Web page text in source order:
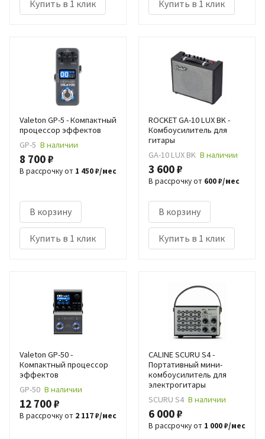
Купить в 1 клик Купить в 1 клик
Valeton GP-5 - Компактный
процессор эффектов
GP-5 В наличии
8 700 ₽
В рассрочку от 1 450 ₽/мес
В корзину
Купить в 1 клик
ROCKET GA-10 LUX BK -
Комбоусилитель для
гитары
GA-10 LUX BK В наличии
3 600 ₽
В рассрочку от 600 ₽/мес
В корзину
Купить в 1 клик
Valeton GP-50 -
Компактный процессор
эффектов
GP-50 В наличии
12 700 ₽
В рассрочку от 2 117 ₽/мес
CALINE SCURU S4 -
Портативный мини-
комбоусилитель для
электрогитары
SCURU S4 В наличии
6 000 ₽
В рассрочку от 1 000 ₽/мес